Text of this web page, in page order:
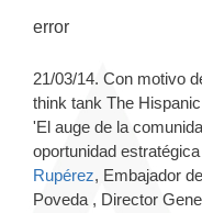
error
21/03/14. Con motivo
think tank The
'El auge de la
oportunidad
Rupérez, Embajador
Poveda , Director